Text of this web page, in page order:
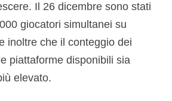
Il 26 dicembre sono stati
giocatori simultanei su
inoltre che il conteggio dei
piattaforme disponibili sia
elevato.